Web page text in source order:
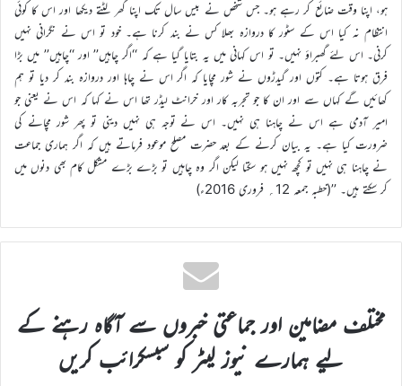
ہو، اپنا وقت ضائع کر رہے ہو۔ جس شخص نے بیس سال تک اپنا گھر لٹتے دیکھا اور اس کا کوئی
انتظام نہ کیا اس کے سٹور کا دروازہ بھلا کس نے بند کرنا ہے۔ خود تو اس نے نگرانی نہیں
کرنی۔ اس لئے گھبراؤ نہیں۔ تو اس کہانی میں یہ بتایا گیا ہے کہ ‘‘اگر چاہیں’’ اور ‘‘چاہیں’’ میں بڑا
فرق ہوتا ہے۔ کتوں اور گیدڑوں نے شور مچایا کہ اگر اس نے چاہا اور دروازہ بند کر دیا تو ہم
کھائیں گے کہاں سے اور ان کا جو تجربہ کار اور خرانٹ لیڈر تھا اس نے کہا کہ اس نے یعنی جو
امیر آدمی ہے اس نے چاہنا ہی نہیں۔ اس نے توجہ ہی نہیں دینی تو پھر شور مچانے کی
ضرورت کیا ہے۔ یہ بیان کرنے کے بعد حضرت مصلح موعود فرماتے ہیں کہ اگر ہماری جماعت
نے چاہنا ہی نہیں تو کچھ نہیں ہو سکتا لیکن اگر وہ چاہیں تو بڑے بڑے مشکل کام بھی دنوں میں
کر سکتے ہیں۔ ’’(خطبہ جمعہ 12؍ فروری 2016ء)
مختلف مضامین اور جماعتی خبروں سے آگاہ رہنے کے
لیے ہمارے نیوز لیٹر کو سبسکرائب کریں